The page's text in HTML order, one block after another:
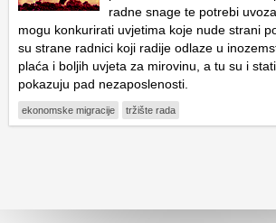
radne snage te potrebi
mogu konkurirati uvjetima koje nude strani
su strane radnici koji radije odlaze u
plaća i boljih uvjeta za mirovinu, a tu su i
pokazuju pad nezaposlenosti.
ekonomske migracije tržište rada